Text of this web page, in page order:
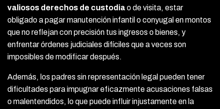
valiosos derechos de custodiao de visita, estar
obligado a pagar manutención infantil o conyugal en montos
que no reflejan con precisión tus ingresos o bienes, y
enfrentar órdenes judiciales difíciles que a veces son
imposibles de modificar después.
Además, los padres sin representación legal pueden tener
dificultades para impugnar eficazmente acusaciones falsas
o malentendidos, lo que puede influir injustamente en la